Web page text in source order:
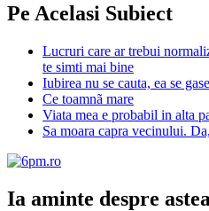
Pe Acelasi Subiect
Lucruri care ar trebui
te simti mai bine
Iubirea nu se cauta, ea se
Ce toamnã mare
Viata mea e probabil in alta
Sa moara capra vecinului.
Ia aminte despre